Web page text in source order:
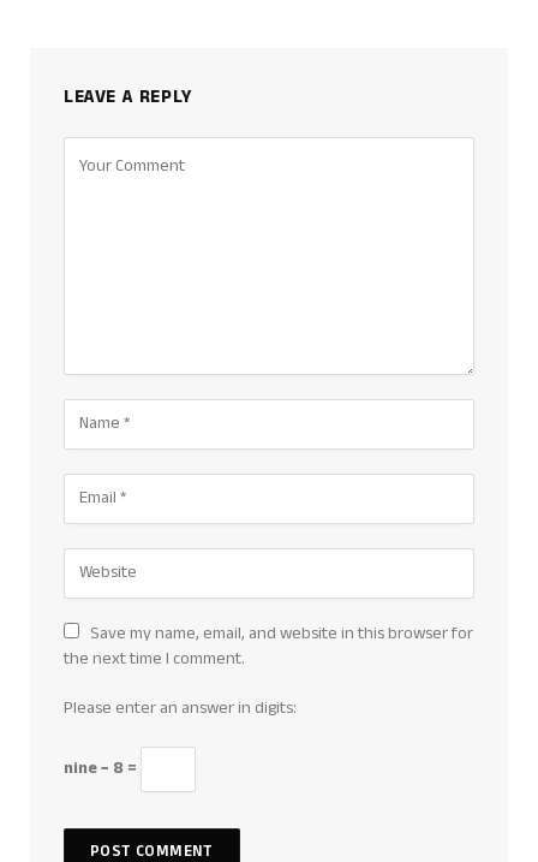
LEAVE A REPLY
Save my name, email, and website in this browser for
the next time I comment.
Please enter an answer in digits:
nine − 8 =